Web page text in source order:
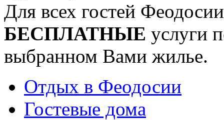
Для всех гостей
БЕСПЛАТНЫЕ услуги
выбранном Вами жилье.
Отдых в Феодосии
Гостевые дома